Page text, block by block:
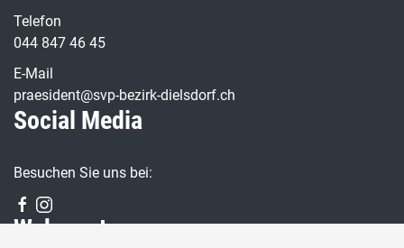
Telefon
044 847 46 45
E-Mail
praesident@svp-bezirk-dielsdorf.ch
Social Media
Besuchen Sie uns bei:
Webmaster